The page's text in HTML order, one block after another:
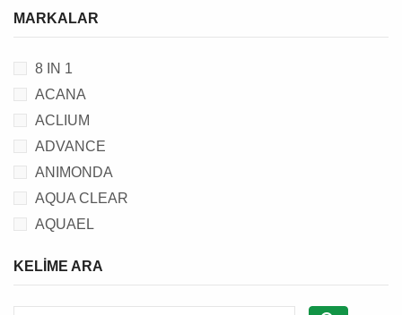
MARKALAR
8 IN 1
ACANA
ACLIUM
ADVANCE
ANIMONDA
AQUA CLEAR
AQUAEL
BEAPHAR
KELIME ARA